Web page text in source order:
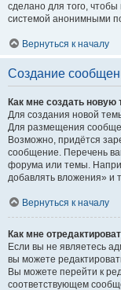
сделано для того,
системой анонимными
Вернуться к началу
Создание
Как мне создать
Для создания новой
Для размещения
Возможно, придётся
сообщение. Перечень
форума или темы.
добавлять вложения» и
Вернуться к началу
Как мне
Если вы не являетесь
вы можете
Вы можете перейти к
соответствующем